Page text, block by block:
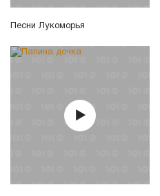
Песни Лукоморья